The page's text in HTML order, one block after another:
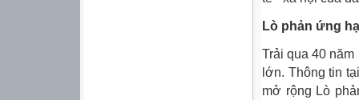
Lò phản ứng
Trải qua 40
lớn. Thông tin
mở rộng Lò